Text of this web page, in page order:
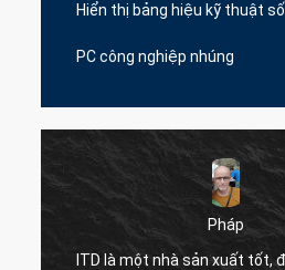
Hiển thị bảng hiệu kỹ thuật số
PC công nghiệp nhúng
Pháp
nhà sản xuất tốt, đáp ứng, dịch